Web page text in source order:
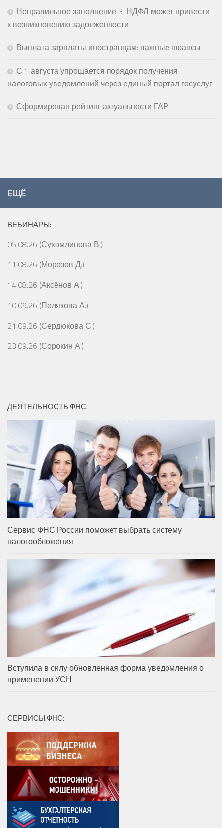
Неправильное заполнение 3-НДФЛ может привести
к возникновению задолженности
Выплата зарплаты иностранцам: важные нюансы
С 1 августа упрощается порядок получения
налоговых уведомлений через единый портал госуслуг
Сформирован рейтинг актуальности ГАР
ЕЩЁ
ВЕБИНАРЫ:
05.08.26 (Сухомлинова В.)
11.08.26 (Морозов Д.)
14.08.26 (Аксёнов А.)
10.09.26 (Полякова А.)
21.09.26 (Сердюкова С.)
23.09.26 (Сорокин А.)
ДЕЯТЕЛЬНОСТЬ ФНС:
Сервис ФНС России поможет выбрать систему
налогообложения
Вступила в силу обновленная форма уведомления о
применении УСН
СЕРВИСЫ ФНС: